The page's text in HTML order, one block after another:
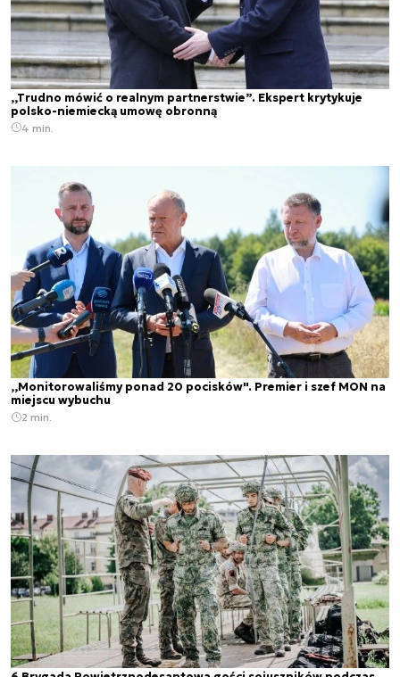
,,Trudno mówić o realnym partnerstwie”. Ekspert krytykuje
polsko-niemiecką umowę obronną
4 min.
,,Monitorowaliśmy ponad 20 pocisków". Premier i szef MON na
miejscu wybuchu
2 min.